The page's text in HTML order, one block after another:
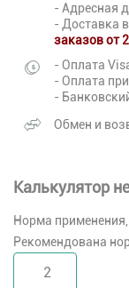
- Адресная
- Доставка
заказов от
- Оплата
- Оплата
-
Обмен и
Калькулятор
Норма
Рекомендована